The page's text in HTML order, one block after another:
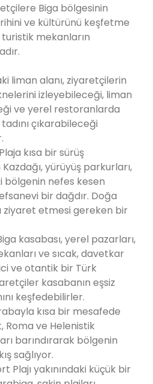
Biga bölgesinin
ve kültürünü keşfetme
mekanların
liman alanı, ziyaretçilerin
izleyebileceği, liman
ve yerel restoranlarda
çıkarabileceği
kısa bir sürüş
yürüyüş parkurları,
bölgenin nefes kesen
bir dağdır. Doğa
ziyaret etmesi gereken bir
kasabası, yerel pazarları,
ve sıcak, davetkar
ve otantik bir Türk
kasabanın eşsiz
keşfedebilirler.
kısa bir mesafede
Roma ve Helenistik
barındırarak bölgenin
sağlıyor.
Plajı yakınındaki küçük bir